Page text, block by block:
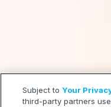
Subject toYour
third-party partners